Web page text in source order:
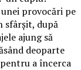
provocări pe
sfârșit, după
ajung să
deoparte
a încerca